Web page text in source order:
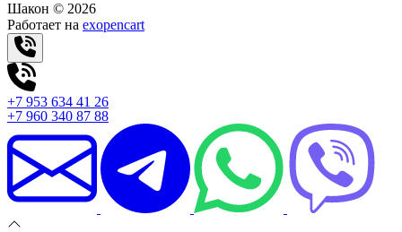
Шакон © 2026
Работает на exopencart
+7 953 634 41 26
+7 960 340 87 88